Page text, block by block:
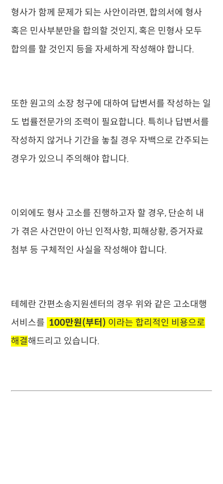
형사가 함께 문제가 되는 사안이라면, 합의서에 형사
혹은 민사부분만을 합의할 것인지, 혹은 민형사 모두
합의를 할 것인지 등을 자세하게 작성해야 합니다.
또한 원고의 소장 청구에 대하여 답변서를 작성하는 일
도 법률전문가의 조력이 필요합니다. 특히나 답변서를
작성하지 않거나 기간을 놓칠 경우 자백으로 간주되는
경우가 있으니 주의해야 합니다.
이외에도 형사 고소를 진행하고자 할 경우, 단순히 내
가 겪은 사건만이 아닌 인적사항, 피해상황, 증거자료
첨부 등 구체적인 사실을 작성해야 합니다.
테헤란 간편소송지원센터의 경우 위와 같은 고소대행
서비스를 100만원(부터) 이라는 합리적인 비용으로
해결해드리고 있습니다.